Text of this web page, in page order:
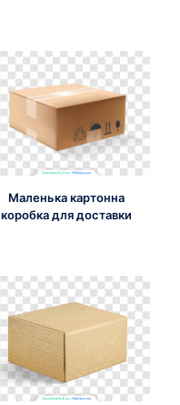
Маленька картонна
коробка для доставки